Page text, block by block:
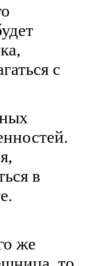
с
в
же